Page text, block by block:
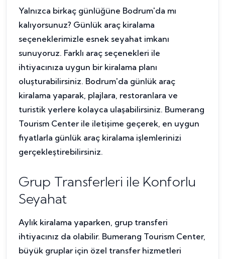
Yalnızca birkaç günlüğüne Bodrum'da mı
kalıyorsunuz? Günlük araç kiralama
seçeneklerimizle esnek seyahat imkanı
sunuyoruz. Farklı araç seçenekleri ile
ihtiyacınıza uygun bir kiralama planı
oluşturabilirsiniz. Bodrum'da günlük araç
kiralama yaparak, plajlara, restoranlara ve
turistik yerlere kolayca ulaşabilirsiniz. Bumerang
Tourism Center ile iletişime geçerek, en uygun
fiyatlarla günlük araç kiralama işlemlerinizi
gerçekleştirebilirsiniz.
Grup Transferleri ile Konforlu
Seyahat
Aylık kiralama yaparken, grup transferi
ihtiyacınız da olabilir. Bumerang Tourism Center,
büyük gruplar için özel transfer hizmetleri